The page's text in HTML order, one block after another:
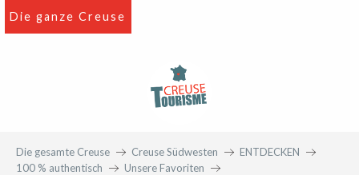
Aller
Die ganze Creuse
Coup de coeur
Die Creuse, mein schöner Spielplatz!
Die gesamte Creuse Creuse Südwesten
ENTDECKEN
100 % authentisch
Unsere Favoriten